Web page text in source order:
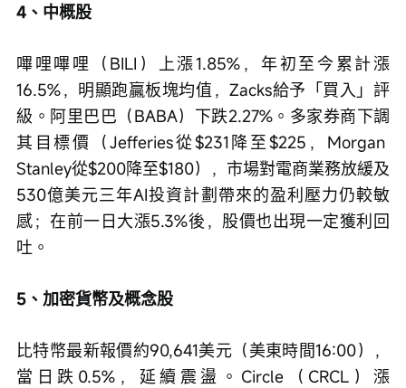
4、中概股
嗶哩嗶哩（BILI）上漲1.85%，年初至今累計漲
16.5%，明顯跑贏板塊均值，Zacks給予「買入」評
級。阿里巴巴（BABA）下跌2.27%。多家券商下調
其目標價（Jefferies從$231降至$225，Morgan
Stanley從$200降至$180），市場對電商業務放緩及
530億美元三年AI投資計劃帶來的盈利壓力仍較敏
感；在前一日大漲5.3%後，股價也出現一定獲利回
吐。
5、加密貨幣及概念股
比特幣最新報價約90,641美元（美東時間16:00），
當日跌0.5%，延續震盪。Circle（CRCL）漲